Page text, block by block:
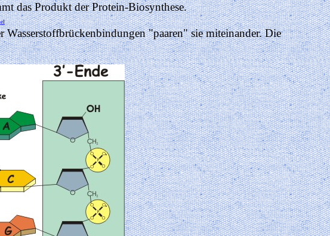
das Produkt der Protein-Biosynthese.
"paaren" sie miteinander. Die